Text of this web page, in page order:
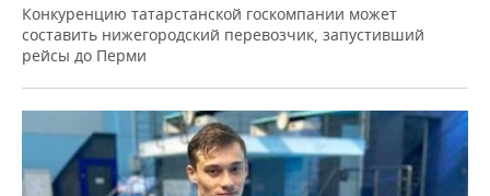
Конкуренцию татарстанской госкомпании может
составить нижегородский перевозчик, запустивший
рейсы до Перми